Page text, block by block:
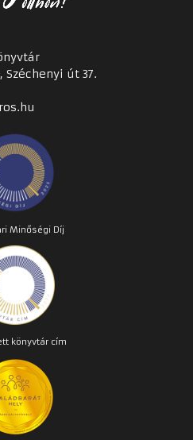
út 37.
Minőségi Díj
könyvtár cím